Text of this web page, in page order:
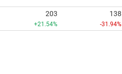
203
+21.54%
138
-31.94%